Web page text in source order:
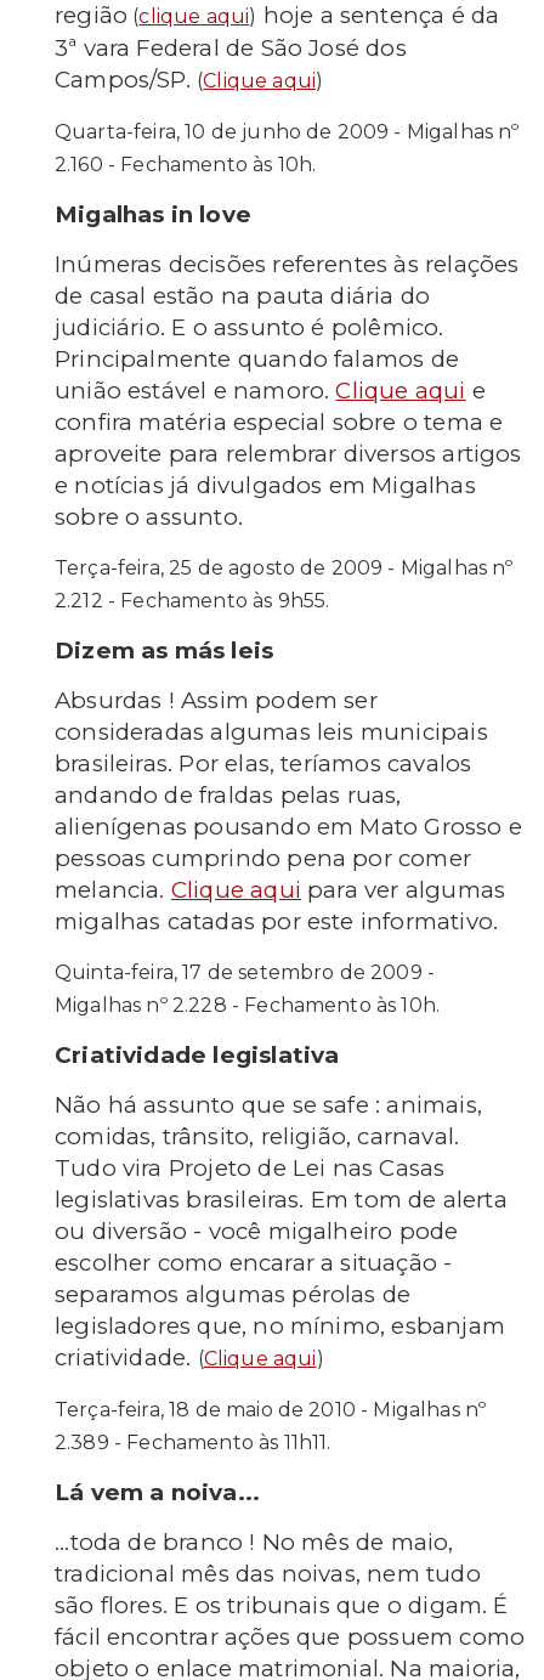
região (clique aqui) hoje a sentença é da
3ª vara Federal de São José dos
Campos/SP. (Clique aqui)
Quarta-feira, 10 de junho de 2009 - Migalhas nº
2.160 - Fechamento às 10h.
Migalhas in love
Inúmeras decisões referentes às relações
de casal estão na pauta diária do
judiciário. E o assunto é polêmico.
Principalmente quando falamos de
união estável e namoro.Clique aqui e
confira matéria especial sobre o tema e
aproveite para relembrar diversos artigos
e notícias já divulgados em Migalhas
sobre o assunto.
Terça-feira, 25 de agosto de 2009 - Migalhas nº
2.212 - Fechamento às 9h55.
Dizem as más leis
Absurdas ! Assim podem ser
consideradas algumas leis municipais
brasileiras. Por elas, teríamos cavalos
andando de fraldas pelas ruas,
alienígenas pousando em Mato Grosso e
pessoas cumprindo pena por comer
melancia. Clique aqui para ver algumas
migalhas catadas por este informativo.
Quinta-feira, 17 de setembro de 2009 -
Migalhas nº 2.228 - Fechamento às 10h.
Criatividade legislativa
Não há assunto que se safe : animais,
comidas, trânsito, religião, carnaval.
Tudo vira Projeto de Lei nas Casas
legislativas brasileiras. Em tom de alerta
ou diversão - você migalheiro pode
escolher como encarar a situação -
separamos algumas pérolas de
legisladores que, no mínimo, esbanjam
criatividade. (Clique aqui)
Terça-feira, 18 de maio de 2010 - Migalhas nº
2.389 - Fechamento às 11h11.
Lá vem a noiva...
...toda de branco ! No mês de maio,
tradicional mês das noivas, nem tudo
são flores. E os tribunais que o digam. É
fácil encontrar ações que possuem como
objeto o enlace matrimonial. Na maioria,